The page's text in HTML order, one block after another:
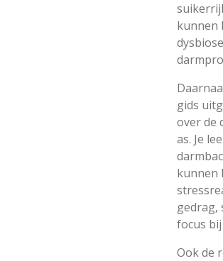
kunnen
gids
over de
as. Je
kunnen
gedrag,
focus
Ook de